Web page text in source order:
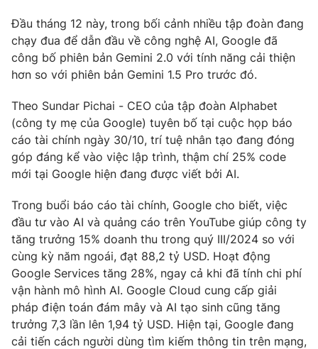
Video Shorts video
VTV Sức khoẻ Bất động sản
Thị trường 24h Tấm lòng Việt
VTV4 Vươn mình bằng AI
VTV9 VTV8
Liên hệ tòa soạn English
Đầu tháng 12 này, trong bối cảnh nhiều tập đoàn đang
chạy đua để dẫn đầu về công nghệ AI, Google đã
công bố phiên bản Gemini 2.0 với tính năng cải thiện
hơn so với phiên bản Gemini 1.5 Pro trước đó.
Theo Sundar Pichai - CEO của tập đoàn Alphabet
(công ty mẹ của Google) tuyên bố tại cuộc họp báo
cáo tài chính ngày 30/10, trí tuệ nhân tạo đang đóng
góp đáng kể vào việc lập trình, thậm chí 25% code
mới tại Google hiện đang được viết bởi AI.
Trong buổi báo cáo tài chính, Google cho biết, việc
đầu tư vào AI và quảng cáo trên YouTube giúp công ty
tăng trưởng 15% doanh thu trong quý III/2024 so với
cùng kỳ năm ngoái, đạt 88,2 tỷ USD. Hoạt động
Google Services tăng 28%, ngay cả khi đã tính chi phí
vận hành mô hình AI. Google Cloud cung cấp giải
pháp điện toán đám mây và AI tạo sinh cũng tăng
trưởng 7,3 lần lên 1,94 tỷ USD. Hiện tại, Google đang
cải tiến cách người dùng tìm kiếm thông tin trên mạng,